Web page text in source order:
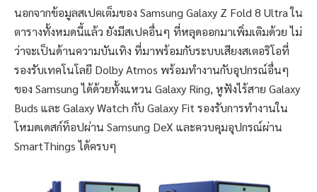
นอกจากข้อมูลสเปคเต็มของ Samsung Galaxy Z Fold 8 Ultra ใน
ตารางทั้งหมดนี้แล้ว ยังมีสเปคอื่นๆ ที่หลุดออกมาเพิ่มเติมด้วย ไม่
ว่าจะเป็นด้านความบันเทิง ที่มาพร้อมกับระบบเสียงสเตอริโอที่
รองรับเทคโนโลยี Dolby Atmos พร้อมทำงานกับอุปกรณ์อื่นๆ
ของ Samsung ได้ด้วยทั้งแหวน Galaxy Ring, หูฟังไร้สาย Galaxy
Buds และ Galaxy Watch กับ Galaxy Fit รองรับการทำงานใน
โหมดเดสก์ท็อปผ่าน Samsung DeX และควบคุมอุปกรณ์ผ่าน
SmartThings ได้ครบๆ